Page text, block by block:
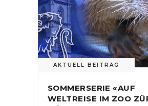
AKTUELL BEITRAG
SOMMERSERIE «AUF
WELTREISE IM ZOO